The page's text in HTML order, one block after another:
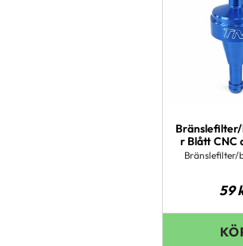
r Blått CNC
Bränslefilter/
59